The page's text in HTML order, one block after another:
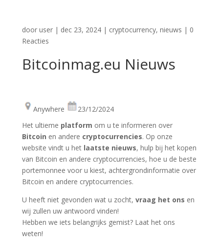
door user| dec 23, 2024| cryptocurrency, nieuws | 0
Reacties
Bitcoinmag.eu Nieuws
Anywhere
23/12/2024
Het ultieme platform om u te informeren over
Bitcoin en andere cryptocurrencies. Op onze
website vindt u het laatste nieuws, hulp bij het kopen
van Bitcoin en andere cryptocurrencies, hoe u de beste
portemonnee voor u kiest, achtergrondinformatie over
Bitcoin en andere cryptocurrencies.
U heeft niet gevonden wat u zocht, vraag het ons en
wij zullen uw antwoord vinden!
Hebben we iets belangrijks gemist? Laat het ons
weten!